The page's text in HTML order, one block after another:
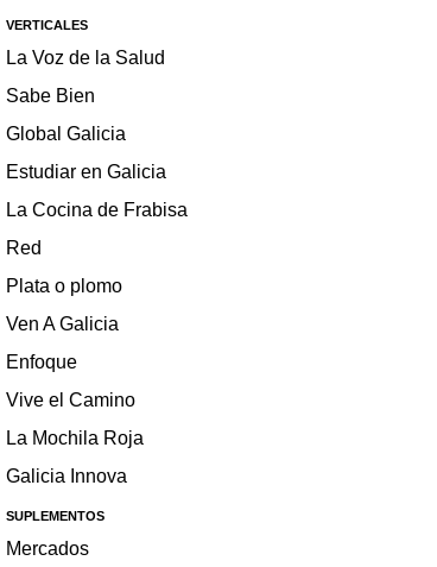
VERTICALES
La Voz de la Salud
Sabe Bien
Global Galicia
Estudiar en Galicia
La Cocina de Frabisa
Red
Plata o plomo
Ven A Galicia
Enfoque
Vive el Camino
La Mochila Roja
Galicia Innova
SUPLEMENTOS
Mercados